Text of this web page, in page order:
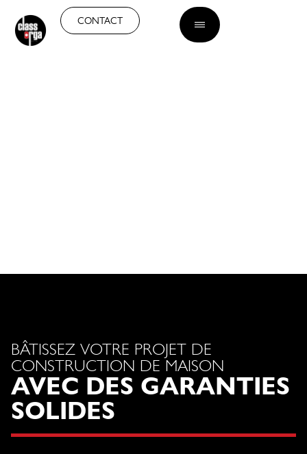
CONTACT
BÂTISSEZ VOTRE PROJET DE
CONSTRUCTION DE MAISON
AVEC DES GARANTIES
SOLIDES